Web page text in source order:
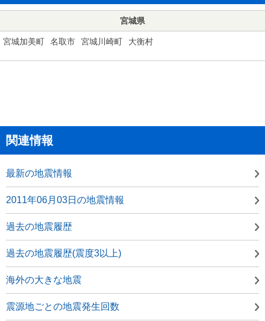
宮城県
宮城加美町 名取市 宮城川崎町 大衡村
関連情報
最新の地震情報
2011年06月03日の地震情報
過去の地震履歴
過去の地震履歴(震度3以上)
海外の大きな地震
震源地ごとの地震発生回数